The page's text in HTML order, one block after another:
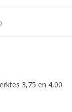
3,75 en 4,00